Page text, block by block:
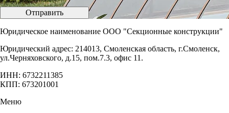
Отправить
Юридическое наименование ООО "Секционные конструкции"
Юридический адрес: 214013, Смоленская область, г.Смоленск,
ул.Черняховского, д.15, пом.7.3, офис 11.
ИНН: 6732211385
КПП: 673201001
Меню